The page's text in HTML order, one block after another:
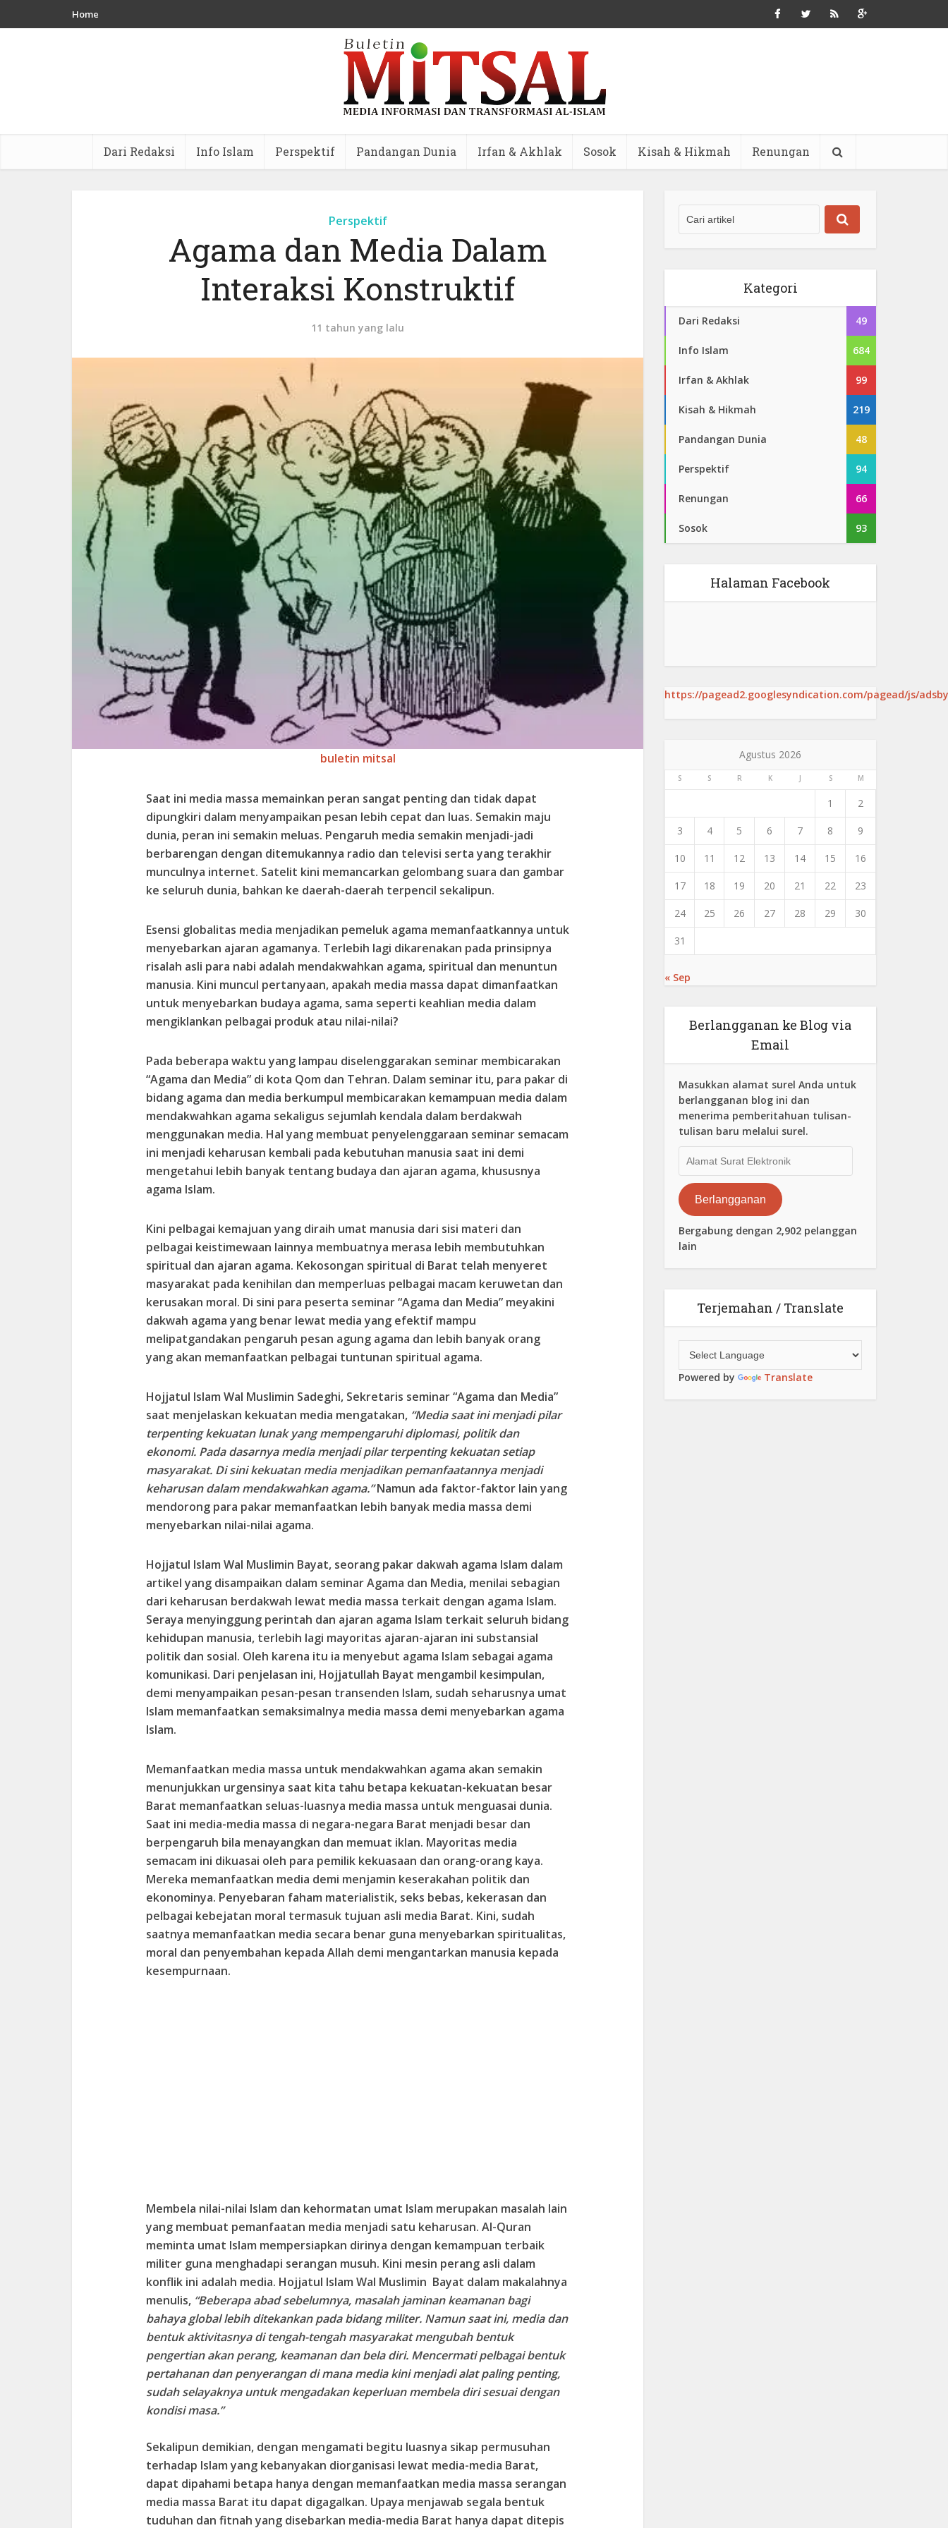
Home
Dari Redaksi Info Islam Perspektif Pandangan Dunia Irfan & Akhlak Sosok Kisah & Hikmah Renungan
Perspektif
Agama dan Media Dalam
Interaksi Konstruktif
11 tahun yang lalu
buletin mitsal
Saat ini media massa memainkan peran sangat penting dan tidak dapat
dipungkiri dalam menyampaikan pesan lebih cepat dan luas. Semakin maju
dunia, peran ini semakin meluas. Pengaruh media semakin menjadi-jadi
berbarengan dengan ditemukannya radio dan televisi serta yang terakhir
munculnya internet. Satelit kini memancarkan gelombang suara dan gambar
ke seluruh dunia, bahkan ke daerah-daerah terpencil sekalipun.
Esensi globalitas media menjadikan pemeluk agama memanfaatkannya untuk
menyebarkan ajaran agamanya. Terlebih lagi dikarenakan pada prinsipnya
risalah asli para nabi adalah mendakwahkan agama, spiritual dan menuntun
manusia. Kini muncul pertanyaan, apakah media massa dapat dimanfaatkan
untuk menyebarkan budaya agama, sama seperti keahlian media dalam
mengiklankan pelbagai produk atau nilai-nilai?
Pada beberapa waktu yang lampau diselenggarakan seminar membicarakan
“Agama dan Media” di kota Qom dan Tehran. Dalam seminar itu, para pakar di
bidang agama dan media berkumpul membicarakan kemampuan media dalam
mendakwahkan agama sekaligus sejumlah kendala dalam berdakwah
menggunakan media. Hal yang membuat penyelenggaraan seminar semacam
ini menjadi keharusan kembali pada kebutuhan manusia saat ini demi
mengetahui lebih banyak tentang budaya dan ajaran agama, khususnya
agama Islam.
Kini pelbagai kemajuan yang diraih umat manusia dari sisi materi dan
pelbagai keistimewaan lainnya membuatnya merasa lebih membutuhkan
spiritual dan ajaran agama. Kekosongan spiritual di Barat telah menyeret
masyarakat pada kenihilan dan memperluas pelbagai macam keruwetan dan
kerusakan moral. Di sini para peserta seminar “Agama dan Media” meyakini
dakwah agama yang benar lewat media yang efektif mampu
melipatgandakan pengaruh pesan agung agama dan lebih banyak orang
yang akan memanfaatkan pelbagai tuntunan spiritual agama.
Hojjatul Islam Wal Muslimin Sadeghi, Sekretaris seminar “Agama dan Media”
saat menjelaskan kekuatan media mengatakan, “Media saat ini menjadi pilar
terpenting kekuatan lunak yang mempengaruhi diplomasi, politik dan
ekonomi. Pada dasarnya media menjadi pilar terpenting kekuatan setiap
masyarakat. Di sini kekuatan media menjadikan pemanfaatannya menjadi
keharusan dalam mendakwahkan agama.”Namun ada faktor-faktor lain yang
mendorong para pakar memanfaatkan lebih banyak media massa demi
menyebarkan nilai-nilai agama.
Hojjatul Islam Wal Muslimin Bayat, seorang pakar dakwah agama Islam dalam
artikel yang disampaikan dalam seminar Agama dan Media, menilai sebagian
dari keharusan berdakwah lewat media massa terkait dengan agama Islam.
Seraya menyinggung perintah dan ajaran agama Islam terkait seluruh bidang
kehidupan manusia, terlebih lagi mayoritas ajaran-ajaran ini substansial
politik dan sosial. Oleh karena itu ia menyebut agama Islam sebagai agama
komunikasi. Dari penjelasan ini, Hojjatullah Bayat mengambil kesimpulan,
demi menyampaikan pesan-pesan transenden Islam, sudah seharusnya umat
Islam memanfaatkan semaksimalnya media massa demi menyebarkan agama
Islam.
Memanfaatkan media massa untuk mendakwahkan agama akan semakin
menunjukkan urgensinya saat kita tahu betapa kekuatan-kekuatan besar
Barat memanfaatkan seluas-luasnya media massa untuk menguasai dunia.
Saat ini media-media massa di negara-negara Barat menjadi besar dan
berpengaruh bila menayangkan dan memuat iklan. Mayoritas media
semacam ini dikuasai oleh para pemilik kekuasaan dan orang-orang kaya.
Mereka memanfaatkan media demi menjamin keserakahan politik dan
ekonominya. Penyebaran faham materialistik, seks bebas, kekerasan dan
pelbagai kebejatan moral termasuk tujuan asli media Barat. Kini, sudah
saatnya memanfaatkan media secara benar guna menyebarkan spiritualitas,
moral dan penyembahan kepada Allah demi mengantarkan manusia kepada
kesempurnaan.
Membela nilai-nilai Islam dan kehormatan umat Islam merupakan masalah lain
yang membuat pemanfaatan media menjadi satu keharusan. Al-Quran
meminta umat Islam mempersiapkan dirinya dengan kemampuan terbaik
militer guna menghadapi serangan musuh. Kini mesin perang asli dalam
konflik ini adalah media. Hojjatul Islam Wal Muslimin Bayat dalam makalahnya
menulis, “Beberapa abad sebelumnya, masalah jaminan keamanan bagi
bahaya global lebih ditekankan pada bidang militer. Namun saat ini, media dan
bentuk aktivitasnya di tengah-tengah masyarakat mengubah bentuk
pengertian akan perang, keamanan dan bela diri. Mencermati pelbagai bentuk
pertahanan dan penyerangan di mana media kini menjadi alat paling penting,
sudah selayaknya untuk mengadakan keperluan membela diri sesuai dengan
kondisi masa.”
Sekalipun demikian, dengan mengamati begitu luasnya sikap permusuhan
terhadap Islam yang kebanyakan diorganisasi lewat media-media Barat,
dapat dipahami betapa hanya dengan memanfaatkan media massa serangan
media massa Barat itu dapat digagalkan. Upaya menjawab segala bentuk
tuduhan dan fitnah yang disebarkan media-media Barat hanya dapat ditepis
Kategori
Dari Redaksi 49
Info Islam 684
Irfan & Akhlak 99
Kisah & Hikmah 219
Pandangan Dunia 48
Perspektif 94
Renungan 66
Sosok 93
Halaman Facebook
https://pagead2.googlesyndication.com/pagead/js/
Agustus 2026
S S R K J S M
1 2
3 4 5 6 7 8 9
10 11 12 13 14 15 16
17 18 19 20 21 22 23
24 25 26 27 28 29 30
31
« Sep
Berlangganan ke Blog via
Email
Masukkan alamat surel Anda untuk
berlangganan blog ini dan
menerima pemberitahuan tulisan-
tulisan baru melalui surel.
Surat
Elektronik
Berlangganan
Bergabung dengan 2,902 pelanggan
lain
Terjemahan / Translate
Powered by Translate